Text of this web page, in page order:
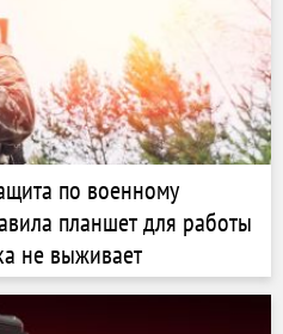
по военному
планшет для работы
не выживает